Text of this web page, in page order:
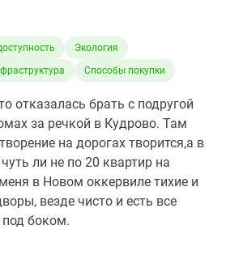
Экология
Способы покупки
отказалась брать с подругой
за речкой в Кудрово. Там
на дорогах творится,а в
ли не по 20 квартир на
в Новом оккервиле тихие и
везде чисто и есть все
боком.